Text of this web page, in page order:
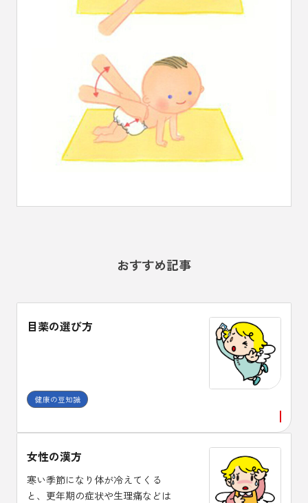
おすすめ記事
目薬の選び方
健康の豆知識
女性の漢方
寒い季節になり体が冷えてくる
と、更年期の症状や生理痛などは